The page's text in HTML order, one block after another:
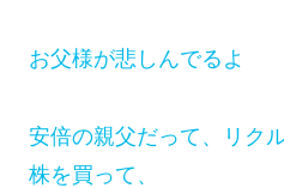
お父様が悲しんでるよ
安倍の親父だって、リク
株を買って、